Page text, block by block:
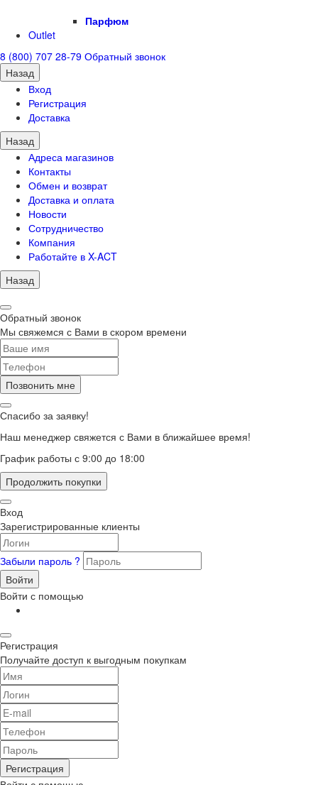
Парфюм
Outlet
8 (800) 707 28-79 Обратный звонок
Назад
Вход
Регистрация
Доставка
Назад
Адреса магазинов
Контакты
Обмен и возврат
Доставка и оплата
Новости
Сотрудничество
Компания
Работайте в X-ACT
Назад
Обратный звонок
Мы свяжемся с Вами в скором времени
Позвонить мне
Спасибо за заявку!
Наш менеджер свяжется с Вами в ближайшее время!
График работы с 9:00 до 18:00
Продолжить покупки
Вход
Зарегистрированные клиенты
Забыли пароль ?
Войти
Войти с помощью
Регистрация
Получайте доступ к выгодным покупкам
Регистрация